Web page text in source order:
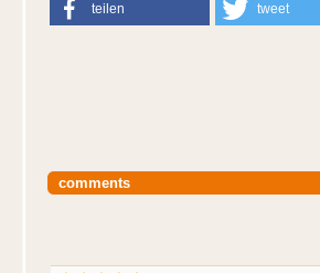
teilen tweet
comments